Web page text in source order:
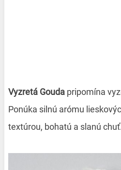
Vyzretá Goudapripomína
Ponúka silnú arómu
textúrou, bohatú a slanú